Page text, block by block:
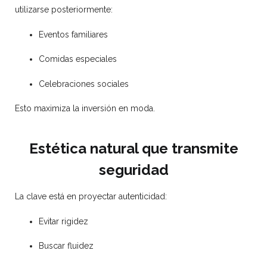
utilizarse posteriormente:
Eventos familiares
Comidas especiales
Celebraciones sociales
Esto maximiza la inversión en moda.
Estética natural que transmite
seguridad
La clave está en proyectar autenticidad:
Evitar rigidez
Buscar fluidez